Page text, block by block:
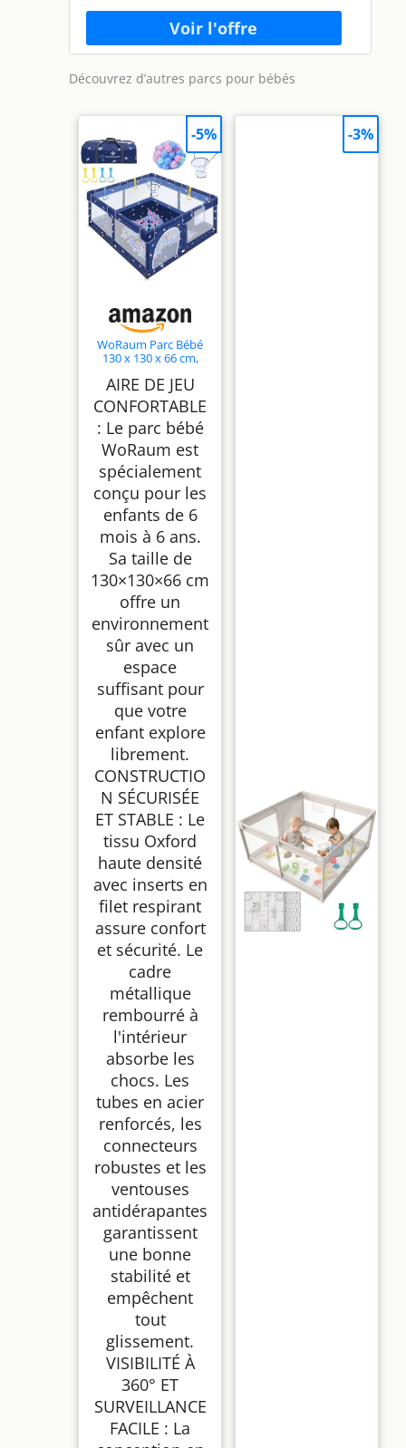
Découvrez d’autres parcs pour bébés
WoRaum Parc Bébé
130 x 130 x 66 cm,
Poignées de Traction,
Balles, Filet Respirant,
Sol Antidérapant,
Parc de Jeu Sécurisé
pour
Enfants(Cartoon)
AIRE DE JEU
CONFORTABLE
: Le parc bébé
WoRaum est
spécialement
conçu pour les
enfants de 6
mois à 6 ans.
Sa taille de
130×130×66 cm
offre un
environnement
sûr avec un
espace
suffisant pour
que votre
enfant explore
librement.
CONSTRUCTIO
N SÉCURISÉE
ET STABLE : Le
tissu Oxford
haute densité
avec inserts en
filet respirant
assure confort
et sécurité. Le
cadre
métallique
rembourré à
l'intérieur
absorbe les
chocs. Les
tubes en acier
renforcés, les
connecteurs
robustes et les
ventouses
antidérapantes
garantissent
une bonne
stabilité et
empêchent
tout
glissement.
VISIBILITÉ À
360° ET
SURVEILLANCE
FACILE : La
-5% -3%